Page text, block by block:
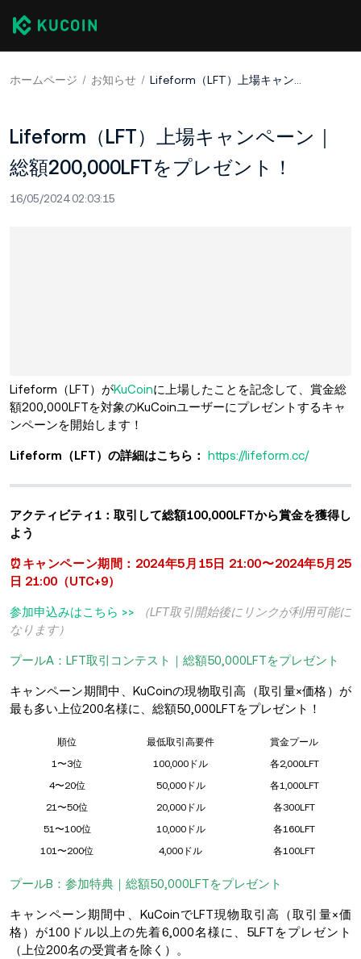
ホームページ お知らせ Lifeform（LFT）上場キャンペーン｜総額200,000LFTをプレゼント！
Lifeform（LFT）上場キャンペーン｜
総額200,000LFTをプレゼント！
16/05/2024 02:03:15
Lifeform（LFT）がKuCoinに上場したことを記念して、賞金総
額200,000LFTを対象のKuCoinユーザーにプレゼントするキャ
ンペーンを開始します！
Lifeform（LFT）の詳細はこちら： https://lifeform.cc/
アクティビティ1：取引して総額100,000LFTから賞金を獲得し
よう
⏰キャンペーン期間：2024年5月15日 21:00〜2024年5月25
日 21:00（UTC+9）
参加申込みはこちら >>
（LFT取引開始後にリンクが利用可能に
なります）
プールA：LFT取引コンテスト｜総額50,000LFTをプレゼント
キャンペーン期間中、KuCoinの現物取引高（取引量×価格）が
最も多い上位200名様に、総額50,000LFTをプレゼント！
順位 最低取引高要件
賞金プール
1〜3位
100,000ドル
各2,000LFT
4〜20位
50,000ドル
各1,000LFT
21〜50位
20,000ドル
各300LFT
51〜100位
10,000ドル
各160LFT
101〜200位
4,000ドル 各100LFT
プールB：参加特典｜総額50,000LFTをプレゼント
キャンペーン期間中、KuCoinでLFT現物取引高（取引量×価
格）が100ドル以上の先着6,000名様に、5LFTをプレゼント
（上位200名の受賞者を除く）。